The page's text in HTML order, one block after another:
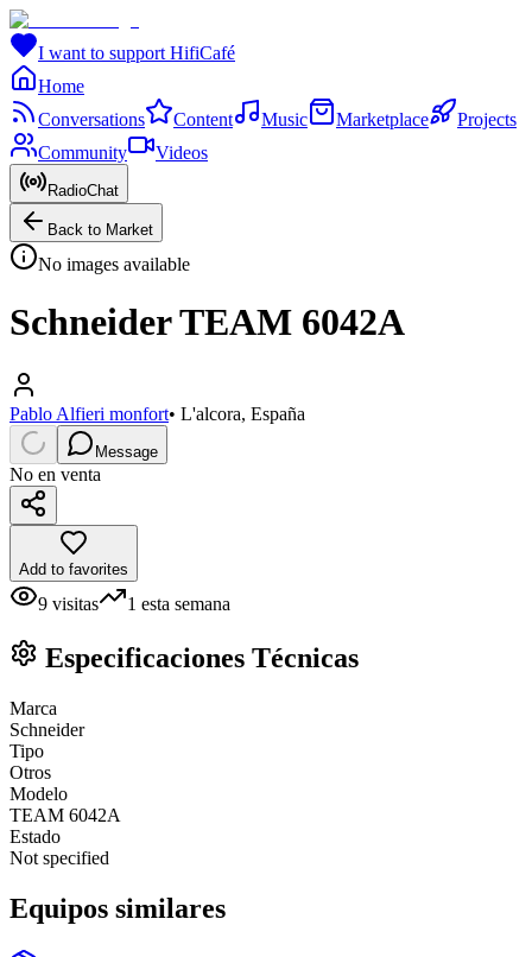
I want to support HifiCafé
Home
Conversations
Content Music Marketplace
Projects
Community
Videos
RadioChat
Back to Market
No images available
Schneider TEAM 6042A
Pablo Alfieri monfort• L'alcora, España
Message
No en venta
Add to favorites
9 visitas 1 esta semana
Especificaciones Técnicas
Marca
Schneider
Tipo
Otros
Modelo
TEAM 6042A
Estado
Not specified
Equipos similares